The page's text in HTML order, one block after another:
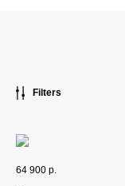
Filters
64 900 р.